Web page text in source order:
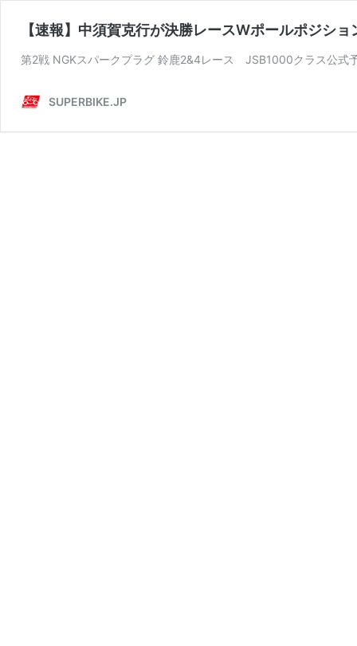
【速報】中須賀克行が決勝レースWポールポジショ
第2戦 NGKスパークプラグ 鈴鹿2&4レース JSB1000クラス公式
SUPERBIKE.JP